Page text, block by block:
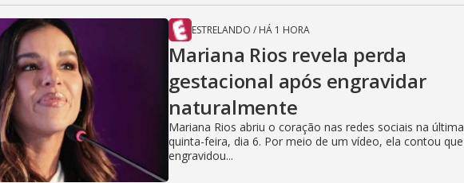
ESTRELANDO / HÁ 1 HORA
Mariana Rios revela perda
gestacional após engravidar
naturalmente
Mariana Rios abriu o coração nas redes sociais na última
quinta-feira, dia 6. Por meio de um vídeo, ela contou que
engravidou...